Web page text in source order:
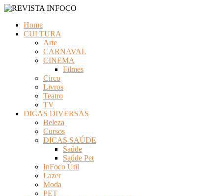
INFOCO
Home
CULTURA
Arte
CARNAVAL
CINEMA
Filmes
Circo
Livros
Teatro
TV
DICAS DIVERSAS
Beleza
Cursos
DICAS SAÚDE
Saúde
Saúde Pet
InFoco Útil
Lazer
Moda
PET